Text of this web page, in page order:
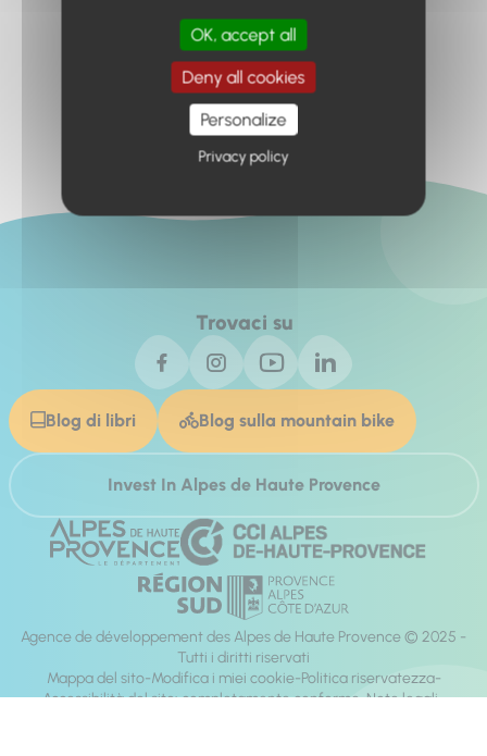
Retour à l'accueil
Trovaci su
Blog di libri Blog sulla mountain bike
Invest In Alpes de Haute Provence
Agence de développement des Alpes de Haute Provence © 2025 -
Tutti i diritti riservati
Mappa del sito Modifica i miei cookie Politica riservatezza
Accessibilità del sito: completamente conforme Note legali
OK, accept all
Deny all cookies
Personalize
Privacy policy